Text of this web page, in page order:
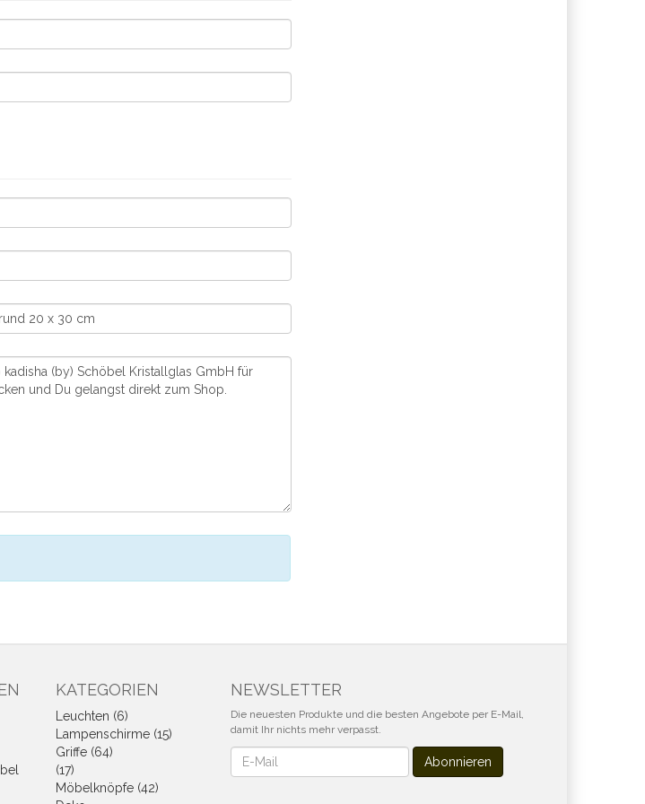
KATEGORIEN
Leuchten (6)
Lampenschirme (15)
Griffe (64)
(17)
Möbelknöpfe (42)
NEWSLETTER
Die neuesten Produkte und die besten Angebote per E-Mail,
damit Ihr nichts mehr verpasst.
Newsletter Abonnieren